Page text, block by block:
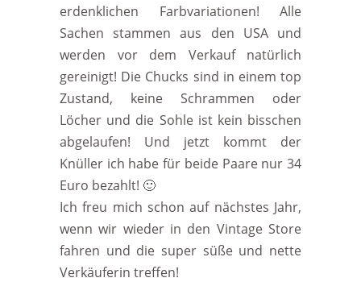
erdenklichen Farbvariationen! Alle
Sachen stammen aus den USA und
werden vor dem Verkauf natürlich
gereinigt! Die Chucks sind in einem top
Zustand, keine Schrammen oder
Löcher und die Sohle ist kein bisschen
abgelaufen! Und jetzt kommt der
Knüller ich habe für beide Paare nur 34
Euro bezahlt! 🙂
Ich freu mich schon auf nächstes Jahr,
wenn wir wieder in den Vintage Store
fahren und die super süße und nette
Verkäuferin treffen!